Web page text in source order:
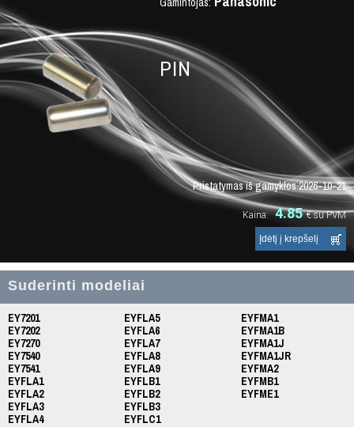
PIN
Pristatymas iš gamyklos 2026-10-21
Kaina: 4.85 €su PVM
Suderinti modeliai
EY7201
EY7202
EY7270
EY7540
EY7541
EYFLA1
EYFLA2
EYFLA3
EYFLA4
EYFLA5
EYFLA6
EYFLA7
EYFLA8
EYFLA9
EYFLB1
EYFLB2
EYFLB3
EYFLC1
EYFMA1
EYFMA1B
EYFMA1J
EYFMA1JR
EYFMA2
EYFMB1
EYFME1